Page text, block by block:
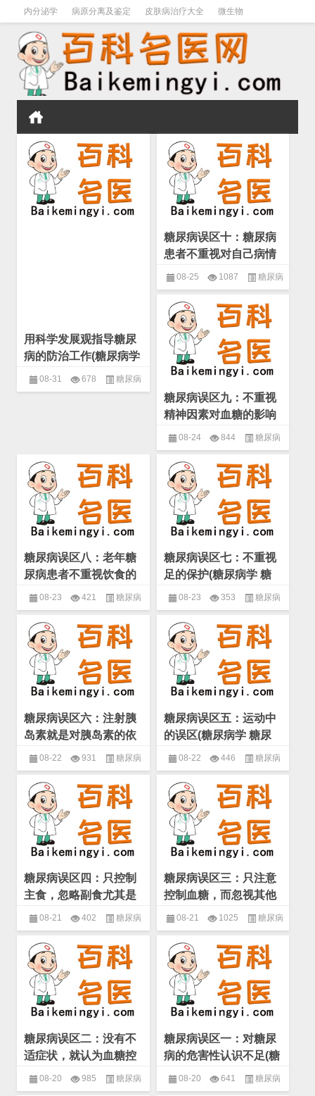
内分泌学 病原分离及鉴定 皮肤病治疗大全 微生物
皮肤病学 男科学 血液病学 心血管 口腔医学 禁戒毒品
用科学发展观指导糖尿
病的防治工作(糖尿病学
糖尿病患者治疗中的误
区)
08-31 678 糖尿病
糖尿病误区十：糖尿病
患者不重视对自己病情
的监测(糖尿病学 糖尿
病患者治疗中的误区)
08-25 1087 糖尿病
,糖尿病患者治疗中的误区,
尿病的治疗
糖尿病误区九：不重视
精神因素对血糖的影响
(糖尿病学 糖尿病患者
治疗中的误区)
08-24 844 糖尿病
,糖尿病患者治疗中的误区,
尿病的治疗
糖尿病误区八：老年糖
尿病患者不重视饮食的
控制(糖尿病学 糖尿病
患者治疗中的误区)
08-23 421 糖尿病
,糖尿病患者治疗中的误区,
尿病的治疗
糖尿病误区七：不重视
足的保护(糖尿病学 糖
尿病患者治疗中的误区)
08-23 353 糖尿病
,糖尿病患者治疗中的误区,
尿病的治疗
糖尿病误区六：注射胰
岛素就是对胰岛素的依
赖或成瘾(糖尿病学 糖
尿病患者治疗中的误区)
08-22 931 糖尿病
,糖尿病患者治疗中的误区,
尿病的治疗
糖尿病误区五：运动中
的误区(糖尿病学 糖尿
病患者治疗中的误区)
08-22 446 糖尿病
,糖尿病患者治疗中的误区,
尿病的治疗
糖尿病误区四：只控制
主食，忽略副食尤其是
脂肪类食品的控制(糖尿
病学 糖尿病患者治疗中
的误区)
08-21 402 糖尿病
,糖尿病患者治疗中的误区,
尿病的治疗
糖尿病误区三：只注意
控制血糖，而忽视其他
危险因素的治疗(糖尿病
学 糖尿病患者治疗中的
误区)
08-21 1025 糖尿病
,糖尿病患者治疗中的误区,
尿病的治疗
糖尿病误区二：没有不
适症状，就认为血糖控
制良好(糖尿病学 糖尿
病患者治疗中的误区)
08-20 985 糖尿病
糖尿病误区一：对糖尿
病的危害性认识不足(糖
尿病学 糖尿病患者治疗
中的误区)
08-20 641 糖尿病